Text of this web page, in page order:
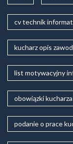
cv technik
kucharz opis
list motywacyjny
obowiązki kucharza
podanie o prace